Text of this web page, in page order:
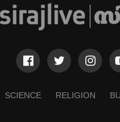
SCIENCE RELIGION